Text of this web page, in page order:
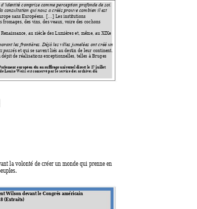
d’identité comprise comme perception profonde de soi.
consultation qui nous a créés prouve combien il est
sans Européens. […] Les institutions
fromages, des vins, des veaux, voire des cochons
au siècle des Lumières et, même, au XIXe
les frontières. Déjà les villes jumelées ont créé un
passés et qui se savent liés au destin de leur continent.
dépit de réalisations exceptionnelles, telles à Bruges
ent européen élu au suffrage universel direct le 17 juillet
Louise Weiss est conservé par le service des archives du
la volonté de créer un monde qui prenne en
Wilson devant le Congrès américain
(Extraits)